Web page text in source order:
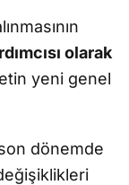
olarak
yeni genel
dönemde